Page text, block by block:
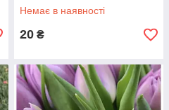
Немає в наявності
20 ₴